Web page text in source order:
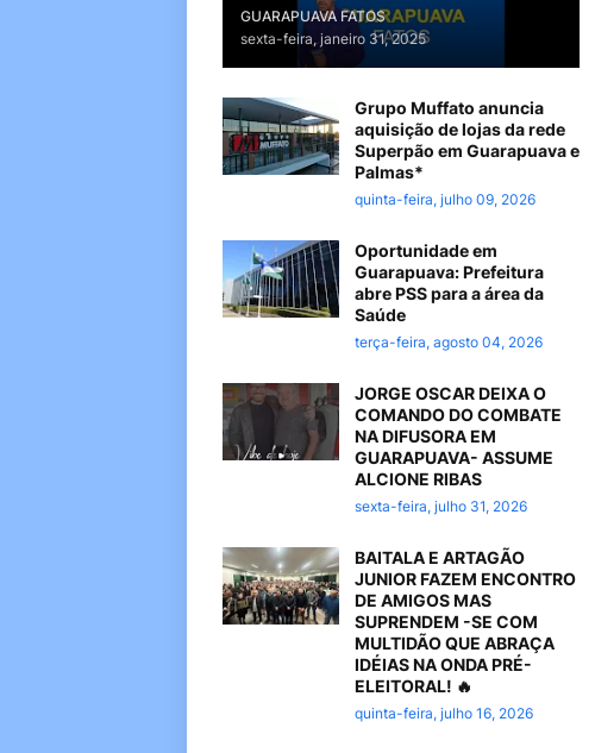
GUARAPUAVA FATOS
sexta-feira, janeiro 31, 2025
Grupo Muffato anuncia
aquisição de lojas da rede
Superpão em Guarapuava e
Palmas*
quinta-feira, julho 09, 2026
Oportunidade em
Guarapuava: Prefeitura
abre PSS para a área da
Saúde
terça-feira, agosto 04, 2026
JORGE OSCAR DEIXA O
COMANDO DO COMBATE
NA DIFUSORA EM
GUARAPUAVA- ASSUME
ALCIONE RIBAS
sexta-feira, julho 31, 2026
BAITALA E ARTAGÃO
JUNIOR FAZEM ENCONTRO
DE AMIGOS MAS
SUPRENDEM -SE COM
MULTIDÃO QUE ABRAÇA
IDÉIAS NA ONDA PRÉ-
ELEITORAL! 🔥
quinta-feira, julho 16, 2026